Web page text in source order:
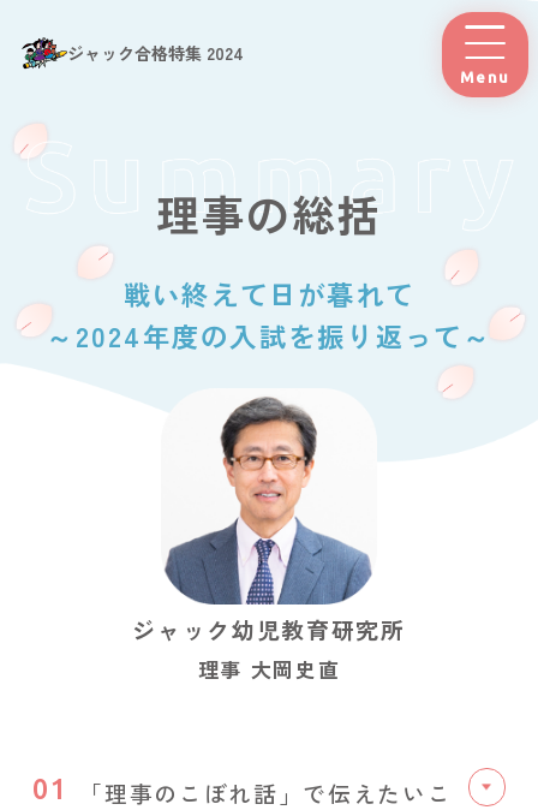
ジャック合格特集 2024
Menu
理事の総括
戦い終えて日が暮れて
～2024年度の入試を振り返って～
ジャック幼児教育研究所
理事 大岡史直
01
「理事のこぼれ話」で伝えたいこ